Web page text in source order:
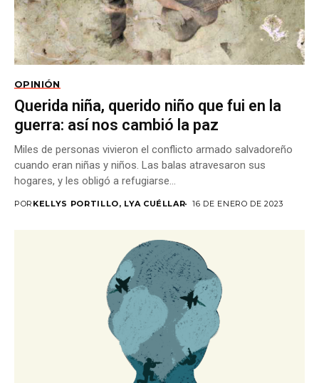
OPINIÓN
Querida niña, querido niño que fui en la
guerra: así nos cambió la paz
Miles de personas vivieron el conflicto armado salvadoreño
cuando eran niñas y niños. Las balas atravesaron sus
hogares, y les obligó a refugiarse...
POR KELLYS PORTILLO, LYA CUÉLLAR 16 DE ENERO DE 2023